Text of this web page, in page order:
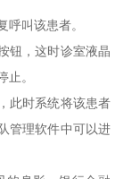
呼叫该患者。
钮，这时诊室液晶
止。
此时系统将该患者
管理软件中可以进